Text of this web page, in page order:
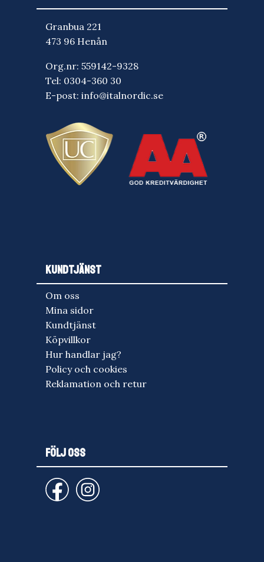
Granbua 221
473 96 Henån
Org.nr: 559142-9328
Tel: 0304-360 30
E-post: info@italnordic.se
KUNDTJÄNST
Om oss
Mina sidor
Kundtjänst
Köpvillkor
Hur handlar jag?
Policy och cookies
Reklamation och retur
FÖLJ OSS